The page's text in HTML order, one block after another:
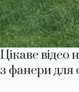
Цікаве
з фанери для